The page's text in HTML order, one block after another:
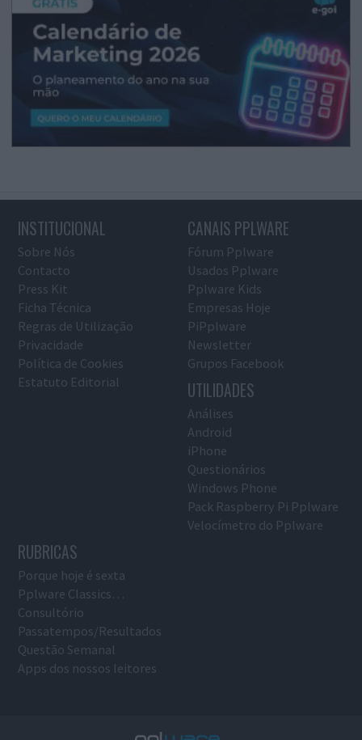
INSTITUCIONAL
Sobre Nós
Contacto
Press Kit
Ficha Técnica
Regras de Utilização
Privacidade
Política de Cookies
Estatuto Editorial
CANAIS PPLWARE
Fórum Pplware
Usados Pplware
Pplware Kids
Empresas Hoje
PiPplware
Newsletter
Grupos Facebook
UTILIDADES
Análises
Android
iPhone
Questionários
Windows Phone
Pack Raspberry Pi Pplware
Velocímetro do Pplware
RUBRICAS
Porque hoje é sexta
Pplware Classics…
Consultório
Passatempos/Resultados
Questão Semanal
Apps dos nossos leitores